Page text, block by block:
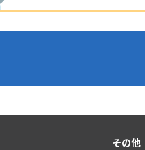
その他